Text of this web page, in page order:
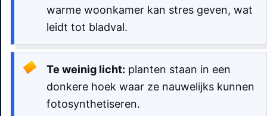
warme woonkamer kan stres geven, wat
leidt tot bladval.
Te weinig licht: planten staan in een
donkere hoek waar ze nauwelijks kunnen
fotosynthetiseren.